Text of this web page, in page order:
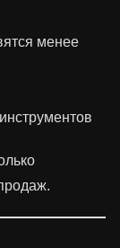
менее